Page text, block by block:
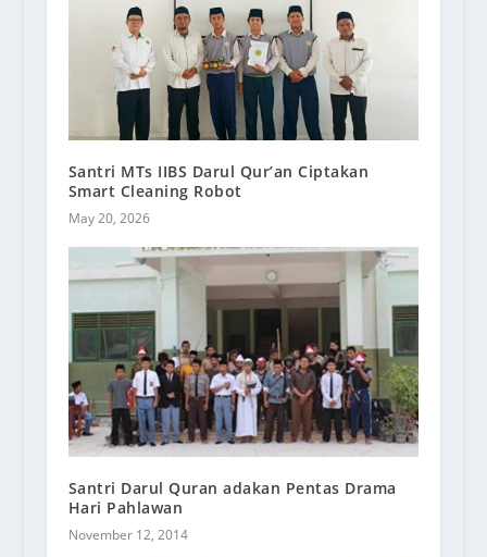
Santri MTs IIBS Darul Qur’an Ciptakan
Smart Cleaning Robot
May 20, 2026
Santri Darul Quran adakan Pentas Drama
Hari Pahlawan
November 12, 2014